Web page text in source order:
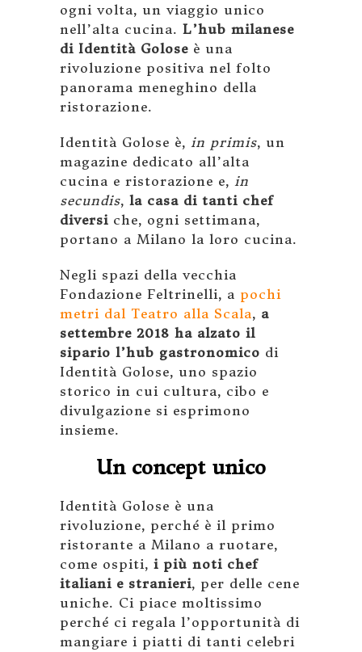
ogni volta, un viaggio unico
nell’alta cucina. L’hub milanese
di Identità Golose è una
rivoluzione positiva nel folto
panorama meneghino della
ristorazione.
Identità Golose è, in primis, un
magazine dedicato all’alta
cucina e ristorazione e, in
secundis, la casa di tanti chef
diversi che, ogni settimana,
portano a Milano la loro cucina.
Negli spazi della vecchia
Fondazione Feltrinelli, a pochi
metri dal Teatro alla Scala, a
settembre 2018 ha alzato il
sipario l’hub gastronomico di
Identità Golose, uno spazio
storico in cui cultura, cibo e
divulgazione si esprimono
insieme.
Un concept unico
Identità Golose è una
rivoluzione, perché è il primo
ristorante a Milano a ruotare,
come ospiti, i più noti chef
italiani e stranieri, per delle cene
uniche. Ci piace moltissimo
perché ci regala l’opportunità di
mangiare i piatti di tanti celebri